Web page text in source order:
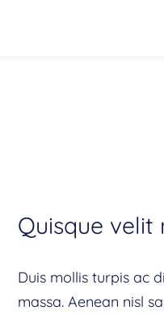
Quisque velit
Duis mollis turpis ac
massa. Aenean nisl